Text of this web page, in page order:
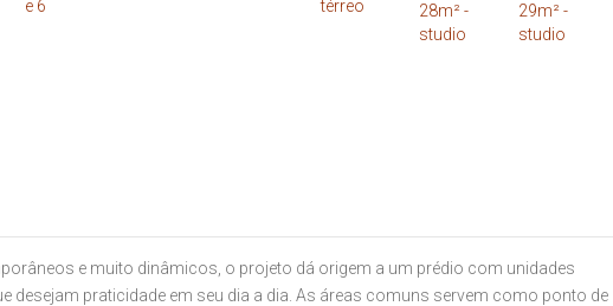
e muito dinâmicos, o projeto dá origem a um prédio com unidades
desejam praticidade em seu dia a dia. As áreas comuns servem como ponto de